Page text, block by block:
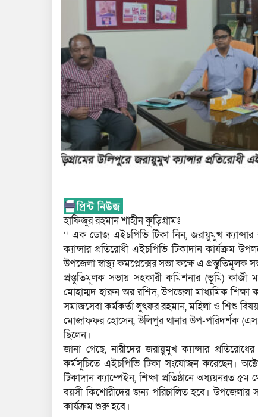
হাফিজুর রহমান শাহীন কুড়িগ্রামঃ
‘‘ এক ডোজ এইচপিভি টিকা নিন, জরায়ুমুখ
ক্যান্সার প্রতিরোধী এইচপিভি টিকাদান কার্যক্রম
উপজেলা স্বাস্থ্য কমপ্লেক্সের সভা কক্ষে এ প্রস্তুতিমূলক
প্রস্তুতিমূলক সভায় সহকারী কমিশনার (ভূমি) কাজী
মোহাম্মদ হারুন অর রশিদ, উপজেলা মাধ্যমিক শিক্ষা
সমাজসেবা কর্মকর্তা লুৎফর রহমান, মহিলা ও শিশু
মোজাফফর হোসেন, উলিপুর থানার উপ-পরিদর্শক
ছিলেন।
জানা গেছে, নারীদের জরায়ুমুখ ক্যান্সার
কর্মসূচিতে এইচপিভি টিকা সংযোজন করেছেন।
টিকাদান ক্যাম্পেইন, শিক্ষা প্রতিষ্ঠানে অধ্যয়নরত
বয়সী কিশোরীদের জন্য পরিচালিত হবে। উপজেলার
কার্যক্রম শুরু হবে।